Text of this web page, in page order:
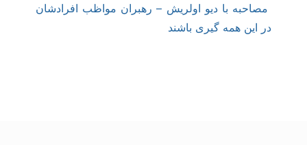
مصاحبه با دیو اولریش – رهبران مواظب افرادشان
در این همه گیری باشند